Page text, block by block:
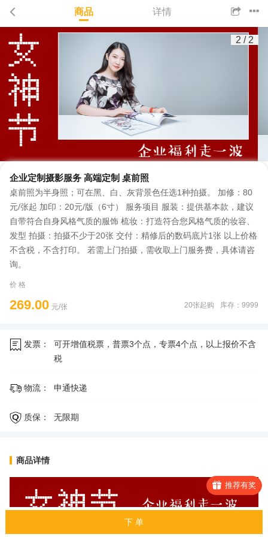
商品 详情
2 / 2
企业定制摄影服务 高端定制 桌前照
桌前照为半身照；可在黑、白、灰背景色任选1种拍摄。 加修：80
元/张起 加印：20元/版（6寸） 服务项目 服装：提供基本款，建议
自带符合自身风格气质的服饰 梳妆：打造符合您风格气质的妆容、
发型 拍摄：拍摄不少于20张 交付：精修后的数码底片1张 以上价格
不含税，不含打印。 若需上门拍摄，需收取上门服务费，具体请咨
询。
价 格
269.00 元/张 库存：9999
20张起购
发票：
可开增值税票，普票3个点，专票4个点，以上报价不含
税
物流： 申通快递
质保： 无限期
商品详情
推荐有奖
下 单